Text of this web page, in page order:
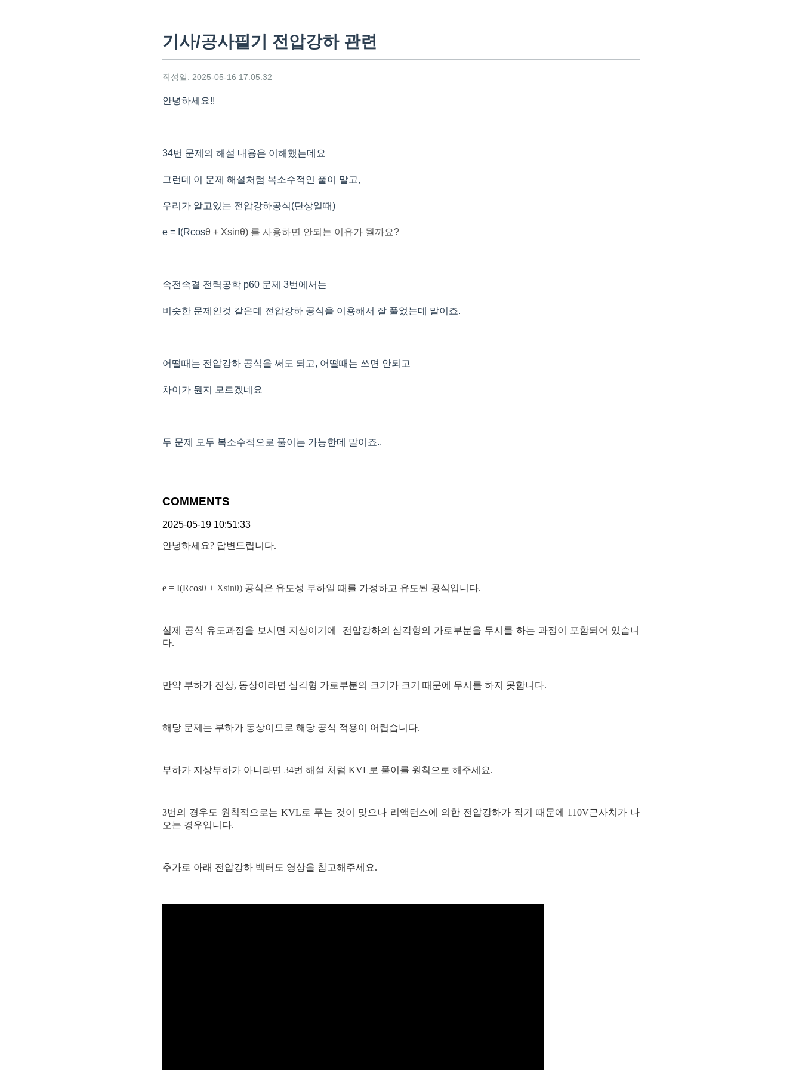
기사/공사필기 전압강하 관련
작성일: 2025-05-16 17:05:32
안녕하세요!!
34번 문제의 해설 내용은 이해했는데요
그런데 이 문제 해설처럼 복소수적인 풀이 말고,
우리가 알고있는 전압강하공식(단상일때)
e = I(Rcosθ + Xsinθ) 를 사용하면 안되는 이유가 뭘까요?
속전속결 전력공학 p60 문제 3번에서는
비슷한 문제인것 같은데 전압강하 공식을 이용해서 잘 풀었는데 말이죠.
어떨때는 전압강하 공식을 써도 되고, 어떨때는 쓰면 안되고
차이가 뭔지 모르겠네요
두 문제 모두 복소수적으로 풀이는 가능한데 말이죠..
COMMENTS
2025-05-19 10:51:33
안녕하세요? 답변드립니다.
e = I(Rcosθ + Xsinθ) 공식은 유도성 부하일 때를 가정하고 유도된 공식입니다.
실제 공식 유도과정을 보시면 지상이기에 전압강하의 삼각형의 가로부분을 무시를 하는 과정이 포함되어 있습니
다.
만약 부하가 진상, 동상이라면 삼각형 가로부분의 크기가 크기 때문에 무시를 하지 못합니다.
해당 문제는 부하가 동상이므로 해당 공식 적용이 어렵습니다.
부하가 지상부하가 아니라면 34번 해설 처럼 KVL로 풀이를 원칙으로 해주세요.
3번의 경우도 원칙적으로는 KVL로 푸는 것이 맞으나 리액턴스에 의한 전압강하가 작기 때문에 110V근사치가 나
오는 경우입니다.
추가로 아래 전압강하 벡터도 영상을 참고해주세요.